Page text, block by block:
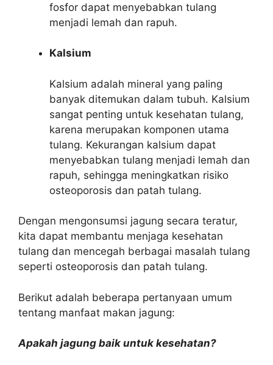
fosfor dapat menyebabkan tulang
menjadi lemah dan rapuh.
Kalsium
Kalsium adalah mineral yang paling
banyak ditemukan dalam tubuh. Kalsium
sangat penting untuk kesehatan tulang,
karena merupakan komponen utama
tulang. Kekurangan kalsium dapat
menyebabkan tulang menjadi lemah dan
rapuh, sehingga meningkatkan risiko
osteoporosis dan patah tulang.
Dengan mengonsumsi jagung secara teratur,
kita dapat membantu menjaga kesehatan
tulang dan mencegah berbagai masalah tulang
seperti osteoporosis dan patah tulang.
Berikut adalah beberapa pertanyaan umum
tentang manfaat makan jagung:
Apakah jagung baik untuk kesehatan?